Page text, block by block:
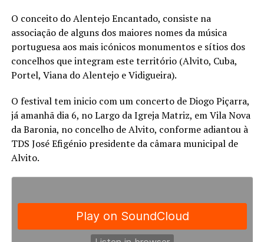
O conceito do Alentejo Encantado, consiste na
associação de alguns dos maiores nomes da música
portuguesa aos mais icónicos monumentos e sítios dos
concelhos que integram este território (Alvito, Cuba,
Portel, Viana do Alentejo e Vidigueira).
O festival tem inicio com um concerto de Diogo Piçarra,
já amanhã dia 6, no Largo da Igreja Matriz, em Vila Nova
da Baronia, no concelho de Alvito, conforme adiantou à
TDS José Efigénio presidente da câmara municipal de
Alvito.